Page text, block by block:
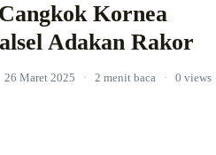
Kornea
Adakan Rakor
26 Maret 2025 · 2 menit baca · 0 views